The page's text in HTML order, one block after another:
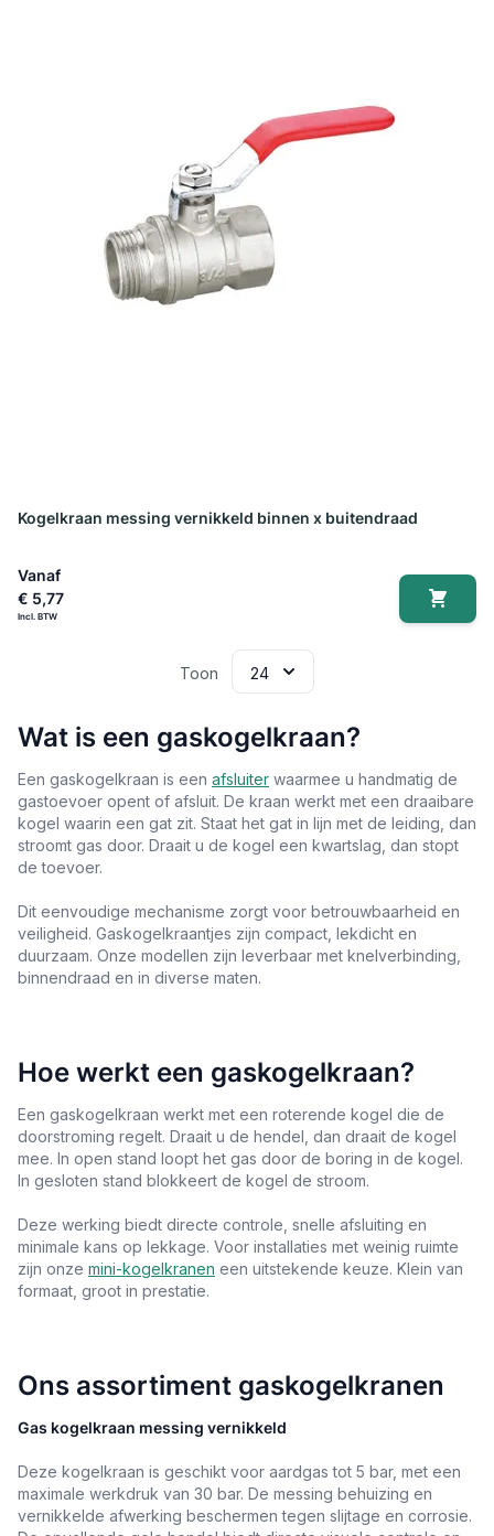
Kogelkraan messing vernikkeld binnen x buitendraad
Vanaf
€ 5,77
Toon
Wat is een gaskogelkraan?
Een gaskogelkraan is een afsluiter waarmee u handmatig de
gastoevoer opent of afsluit. De kraan werkt met een draaibare
kogel waarin een gat zit. Staat het gat in lijn met de leiding, dan
stroomt gas door. Draait u de kogel een kwartslag, dan stopt
de toevoer.
Dit eenvoudige mechanisme zorgt voor betrouwbaarheid en
veiligheid. Gaskogelkraantjes zijn compact, lekdicht en
duurzaam. Onze modellen zijn leverbaar met knelverbinding,
binnendraad en in diverse maten.
Hoe werkt een gaskogelkraan?
Een gaskogelkraan werkt met een roterende kogel die de
doorstroming regelt. Draait u de hendel, dan draait de kogel
mee. In open stand loopt het gas door de boring in de kogel.
In gesloten stand blokkeert de kogel de stroom.
Deze werking biedt directe controle, snelle afsluiting en
minimale kans op lekkage. Voor installaties met weinig ruimte
zijn onze mini-kogelkranen een uitstekende keuze. Klein van
formaat, groot in prestatie.
Ons assortiment gaskogelkranen
Gas kogelkraan messing vernikkeld
Deze kogelkraan is geschikt voor aardgas tot 5 bar, met een
maximale werkdruk van 30 bar. De messing behuizing en
vernikkelde afwerking beschermen tegen slijtage en corrosie.